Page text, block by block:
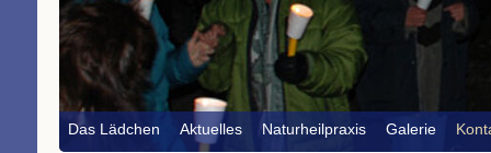
Das Lädchen Aktuelles Naturheilpraxis Galerie